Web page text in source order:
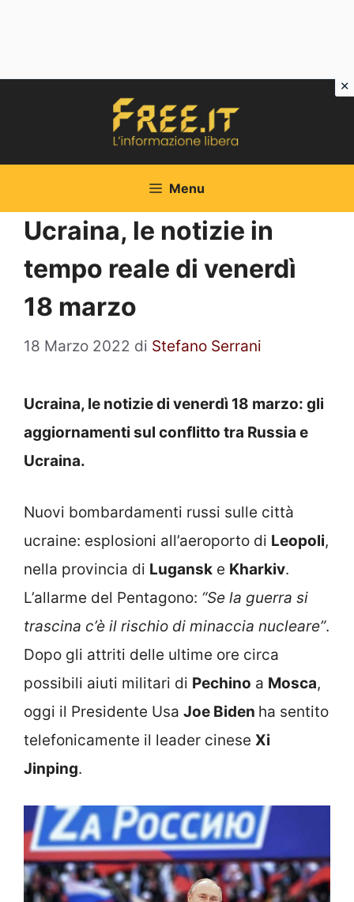
Menu
Ucraina, le notizie in
tempo reale di venerdì
18 marzo
18 Marzo 2022 di Stefano Serrani
Ucraina, le notizie di venerdì 18 marzo: gli
aggiornamenti sul conflitto tra Russia e
Ucraina.
Nuovi bombardamenti russi sulle città
ucraine: esplosioni all’aeroporto di Leopoli,
nella provincia di Lugansk e Kharkiv.
L’allarme del Pentagono: “Se la guerra si
trascina c’è il rischio di minaccia nucleare”.
Dopo gli attriti delle ultime ore circa
possibili aiuti militari di Pechino a Mosca,
oggi il Presidente Usa Joe Biden ha sentito
telefonicamente il leader cinese Xi
Jinping.